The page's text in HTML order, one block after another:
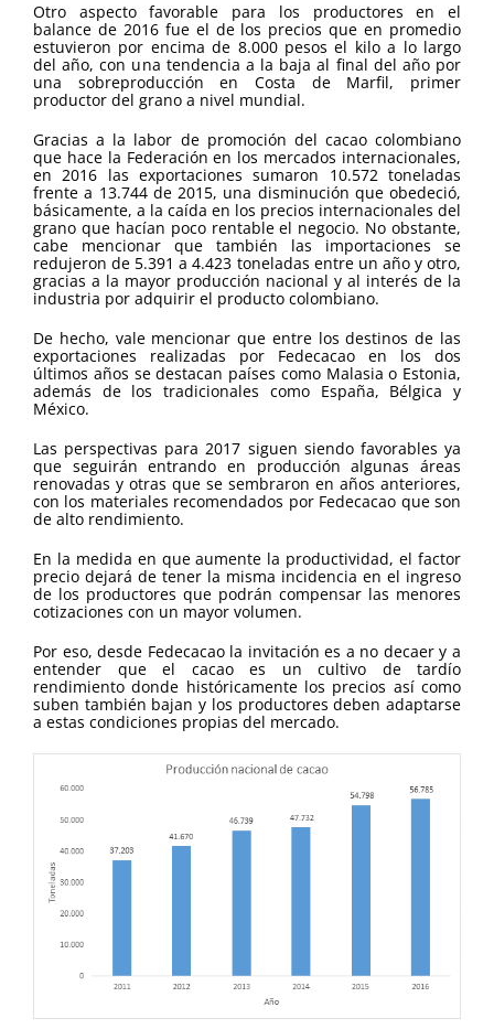
Otro aspecto favorable para los productores en el
balance de 2016 fue el de los precios que en promedio
estuvieron por encima de 8.000 pesos el kilo a lo largo
del año, con una tendencia a la baja al final del año por
una sobreproducción en Costa de Marfil, primer
productor del grano a nivel mundial.
Gracias a la labor de promoción del cacao colombiano
que hace la Federación en los mercados internacionales,
en 2016 las exportaciones sumaron 10.572 toneladas
frente a 13.744 de 2015, una disminución que obedeció,
básicamente, a la caída en los precios internacionales del
grano que hacían poco rentable el negocio. No obstante,
cabe mencionar que también las importaciones se
redujeron de 5.391 a 4.423 toneladas entre un año y otro,
gracias a la mayor producción nacional y al interés de la
industria por adquirir el producto colombiano.
De hecho, vale mencionar que entre los destinos de las
exportaciones realizadas por Fedecacao en los dos
últimos años se destacan países como Malasia o Estonia,
además de los tradicionales como España, Bélgica y
México.
Las perspectivas para 2017 siguen siendo favorables ya
que seguirán entrando en producción algunas áreas
renovadas y otras que se sembraron en años anteriores,
con los materiales recomendados por Fedecacao que son
de alto rendimiento.
En la medida en que aumente la productividad, el factor
precio dejará de tener la misma incidencia en el ingreso
de los productores que podrán compensar las menores
cotizaciones con un mayor volumen.
Por eso, desde Fedecacao la invitación es a no decaer y a
entender que el cacao es un cultivo de tardío
rendimiento donde históricamente los precios así como
suben también bajan y los productores deben adaptarse
a estas condiciones propias del mercado.